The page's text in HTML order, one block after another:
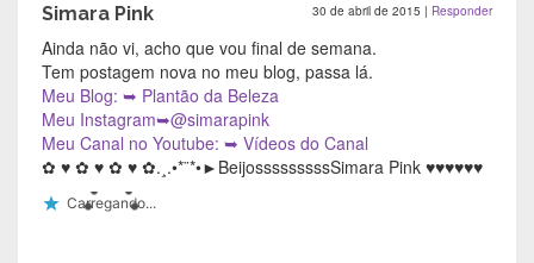
Simara Pink 30 de abril de 2015 | Responder
Ainda não vi, acho que vou final de semana.
Tem postagem nova no meu blog, passa lá.
Meu Blog: ➥ Plantão da Beleza
Meu Instagram➥@simarapink
Meu Canal no Youtube: ➥ Vídeos do Canal
✿ ♥ ✿ ♥ ✿ ♥ ✿.¸.•*¨*•►BeijosssssssssSimara Pink ♥♥♥♥♥♥
Carregando...